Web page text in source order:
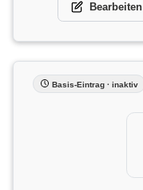
Bearbeiten
Basis-Eintrag · inaktiv